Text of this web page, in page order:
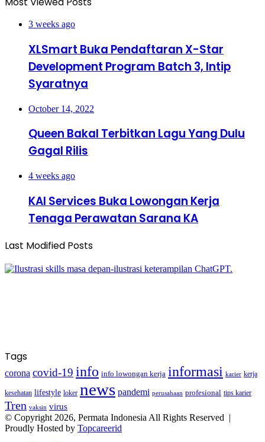
3 weeks ago
XLSmart Buka Pendaftaran X-Star
Development Program Batch 3, Intip
Syaratnya
October 14, 2022
Queen Bakal Terbitkan Lagu Yang Dulu
Gagal Rilis
4 weeks ago
KAI Services Buka Lowongan Kerja
Tenaga Perawatan Sarana KA
Last Modified Posts
Tags
corona covid-19 info info lowongan kerja informasi karier kerja
kesehatan lifestyle loker news pandemi perusahaan profesional tips karier
Tren vaksin virus
© Copyright 2026, Permata Indonesia All Rights Reserved |
Proudly Hosted by Topcareerid